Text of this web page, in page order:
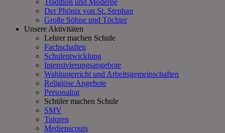
Der Phönix von St. Stephan
Große Söhne und Töchter
Unsere Aktivitäten
Lehrer machen Schule
Fachschaften
Schulentwicklung
Intensivierungsangebote
Wahlunterricht und Arbeitsgemeinschaften
Religiöse Angebote
Personalrat
Schüler machen Schule
SMV
Tutoren
Medienscouts